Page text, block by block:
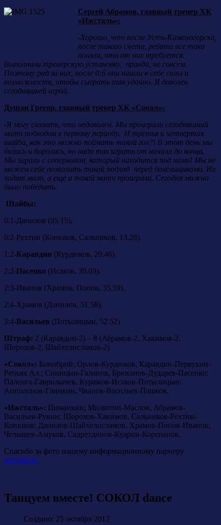
Сергей Абрамов, главный тренер ХК
«Ижсталь»:
-Хорошо, что после Усть-Каменогорска,
после такого счета, ребята все таки
поняли, что от них требуется.
Выполнили тренерскую установку, правда, не совсем.
Поэтому рад за них, после 0:6 они нашли в себе силы и
возможности, чтобы сыграть так удачно. Я доволен
сегодняшней игрой.
Душан Грегор, главный тренер ХК «Сокол»:
-Я могу сказать, что недоволен. Мы проиграли сегодняшний
матч подходом к первому периоду. И третья и четвертая
шайба, как это можно поймать такой гол?! В этот день мы
бились и боролись, но надо так играть от начала до конца.
Мы играли с соперником, который находится под нами! Мы не
можем себе позволить такой подход перед болельщиками. Их
ходит мало, а еще и такой матч проиграли. Сегодня можно
было победить.
Шайбы:
0:1-Данилов (05.15).
0:2-Рехтин (Конюхов, Сальников, 13.28).
1:2-Каравдин (Курдюков, 20.46).
2:2-Пасенко (Исаков, 30.03).
2:3-Иванов (Храмов, Попов, 35.59).
2:4-Храмов (Данилов, 51.58).
3:4-Васильев (Потылицын, 52.52)
Штраф: 2 (Каравдин-2) – 8 (Абрамов-2, Хакимов-2,
Шорохов-2, Шайхелисламов-2)
«Сокол»: Конобрий; Орлов-Курдюков, Каравдин-Первухин-
Репьях Ал.; Синицын-Галанов, Брюханов-Дударев-Пасенко;
Паленга-Гаврилычев, Куражов-Исаков-Потылицын;
Апполонов-Глинкин, Чванов-Васильев-Пашков.
«Ижсталь»: Пиманкин; Милютин-Маслов, Абрамов-
Васильев-Рукин; Шорохов-Хакимов, Сальников-Рехтин-
Конюхов; Данилов-Шайхелисламов, Храмов-Попов-Иванов;
Челышев-Амуков, Садретдинов-Кудрин-Корепанов.
Спасибо за фото нашему информационному парнеру
newslab.ru
Танцуем вместе! СОКОЛ dance
Создано: 25 октября 2012